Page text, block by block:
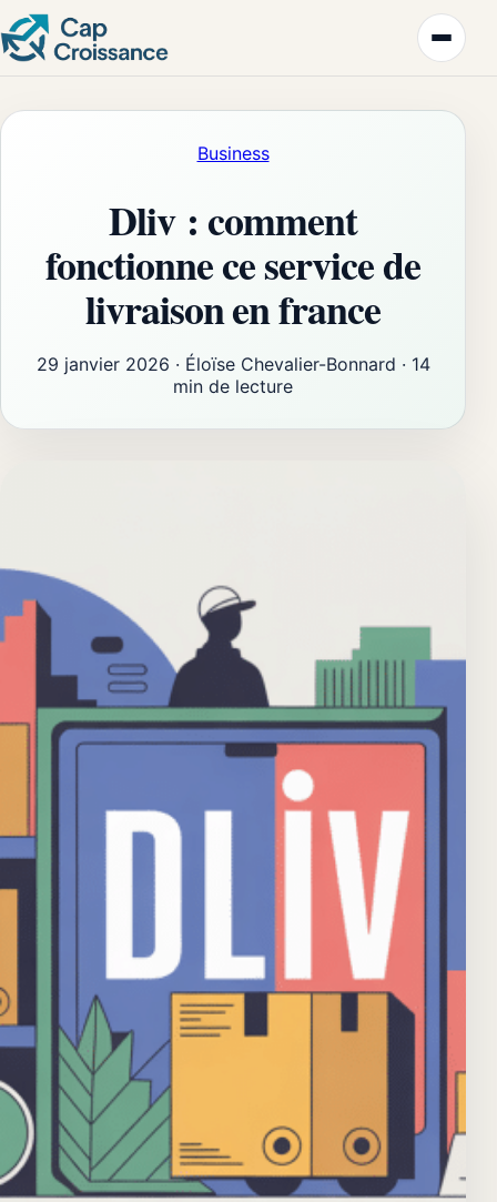
Business
Dliv : comment
fonctionne ce service de
livraison en france
29 janvier 2026 · Éloïse Chevalier-Bonnard · 14
min de lecture